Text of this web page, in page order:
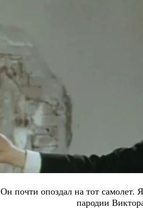
Он почти опоздал на тот самолет.
пародии